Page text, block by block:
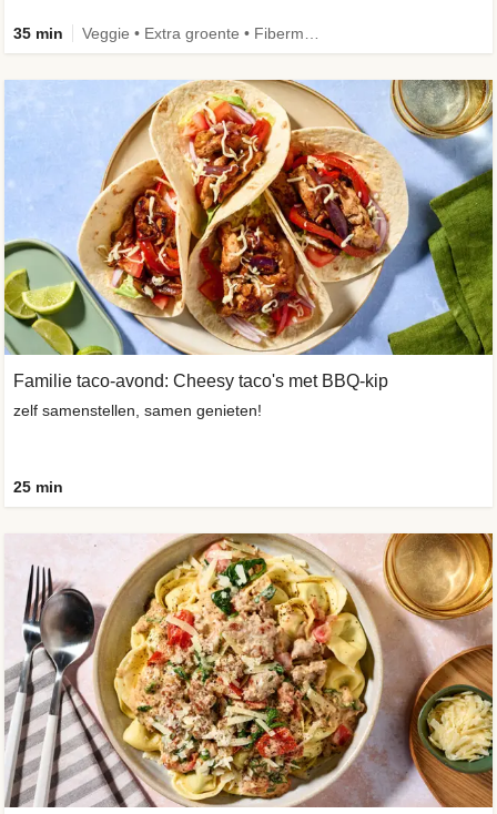
35 min
Familie taco-avond: Cheesy taco's met BBQ-kip
zelf samenstellen, samen genieten!
25 min